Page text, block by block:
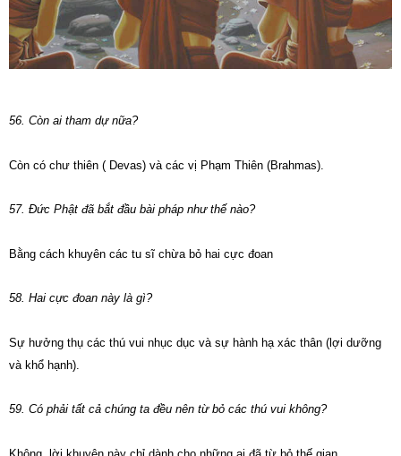
56. Còn ai tham dự nữa?
Còn có chư thiên ( Devas) và các vị Phạm Thiên (Brahmas).
57. Đức Phật đã bắt đầu bài pháp như thế nào?
Bằng cách khuyên các tu sĩ chừa bỏ hai cực đoan
58. Hai cực đoan này là gì?
Sự hưởng thụ các thú vui nhục dục và sự hành hạ xác thân (lợi dưỡng
và khổ hạnh).
59. Có phải tất cả chúng ta đều nên từ bỏ các thú vui không?